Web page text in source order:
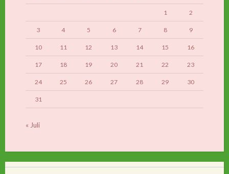
1 2
3 4 5 6 7 8 9
10 11 12 13 14 15 16
17 18 19 20 21 22 23
24 25 26 27 28 29 30
31
« Juli